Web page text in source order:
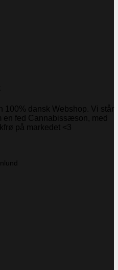
100% dansk Webshop. Vi står
en fed Cannabissæson, med
på markedet <3